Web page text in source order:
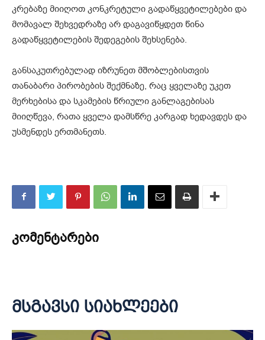
კრებაზე მიიღოთ კონკრეტული გადაწყვეტილებები და
მომავალ შეხვედრაზე არ დაგავიწყდეთ წინა
გადაწყვეტილების შედეგების შეხსენება.
განსაკუთრებულად იზრუნეთ მშობლებისთვის
თანაბარი პირობების შექმნაზე, რაც ყველაზე უკეთ
მერხებისა და სკამების წრიული განლაგებისას
მიიღწევა, რათა ყველა დამსწრე კარგად ხედავდეს და
უსმენდეს ერთმანეთს.
კომენტარები
მსგავსი სიახლეები